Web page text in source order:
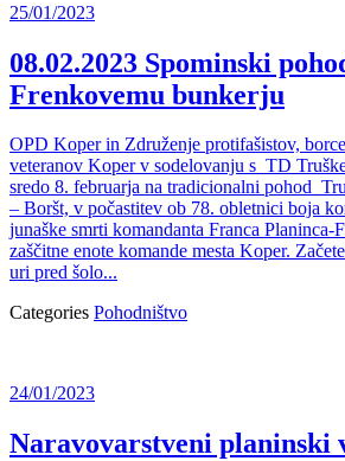
25/01/2023
08.02.2023 Spominski
Frenkovemu bunkerju
OPD Koper in Združenje protifašistov,
veteranov Koper v sodelovanju s TD
sredo 8. februarja na tradicionalni pohod
– Boršt, v počastitev ob 78. obletnici boja
junaške smrti komandanta Franca Planinca-
zaščitne enote komande mesta Koper.
uri pred šolo...
Categories Pohodništvo
24/01/2023
Naravovarstveni planinski